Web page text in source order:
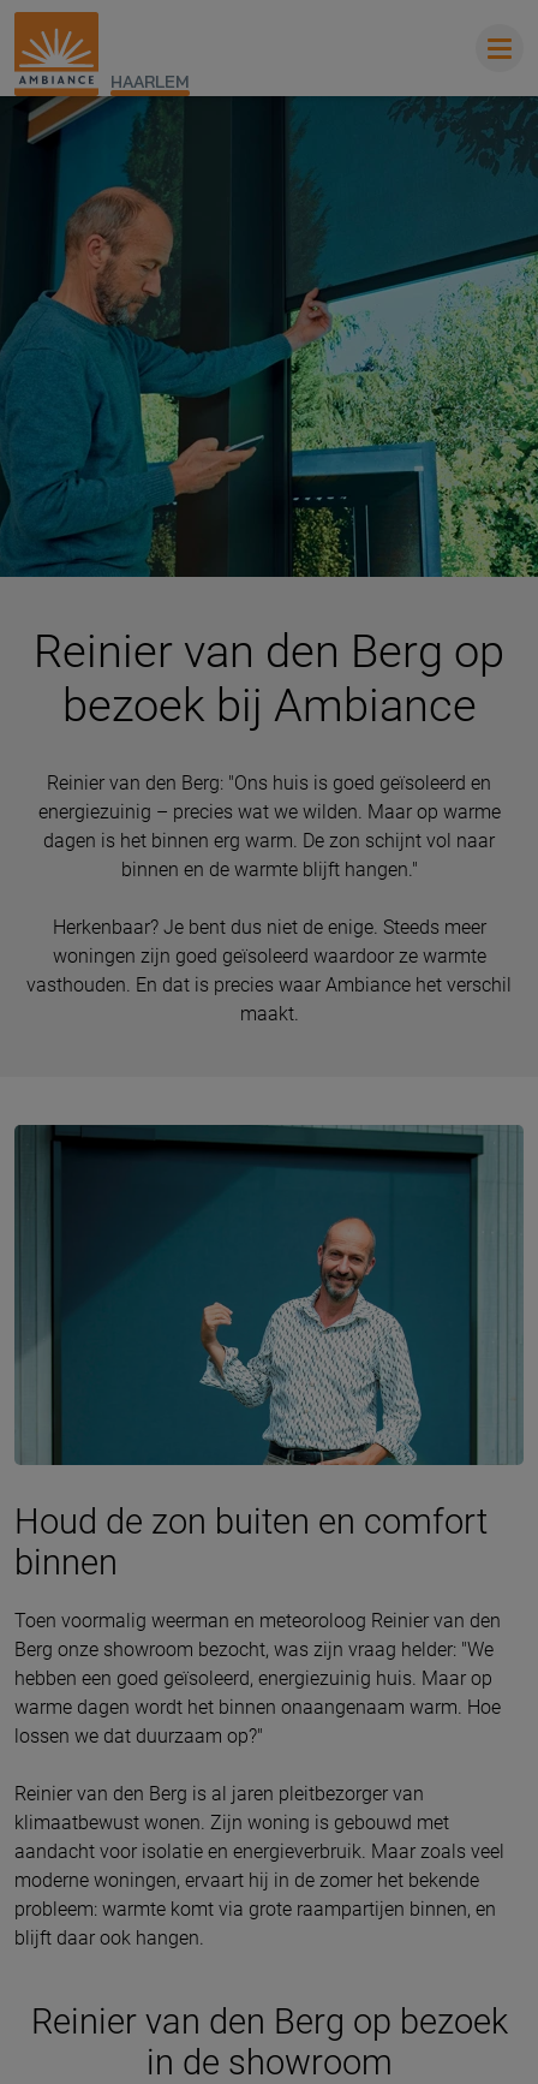
HAARLEM
Reinier van den Berg op
bezoek bij Ambiance
Reinier van den Berg: "Ons huis is goed geïsoleerd en
energiezuinig – precies wat we wilden. Maar op warme
dagen is het binnen erg warm. De zon schijnt vol naar
binnen en de warmte blijft hangen."
Herkenbaar? Je bent dus niet de enige. Steeds meer
woningen zijn goed geïsoleerd waardoor ze warmte
vasthouden. En dat is precies waar Ambiance het verschil
maakt.
Houd de zon buiten en comfort
binnen
Toen voormalig weerman en meteoroloog Reinier van den
Berg onze showroom bezocht, was zijn vraag helder: "We
hebben een goed geïsoleerd, energiezuinig huis. Maar op
warme dagen wordt het binnen onaangenaam warm. Hoe
lossen we dat duurzaam op?"
Reinier van den Berg is al jaren pleitbezorger van
klimaatbewust wonen. Zijn woning is gebouwd met
aandacht voor isolatie en energieverbruik. Maar zoals veel
moderne woningen, ervaart hij in de zomer het bekende
probleem: warmte komt via grote raampartijen binnen, en
blijft daar ook hangen.
Reinier van den Berg op bezoek
in de showroom